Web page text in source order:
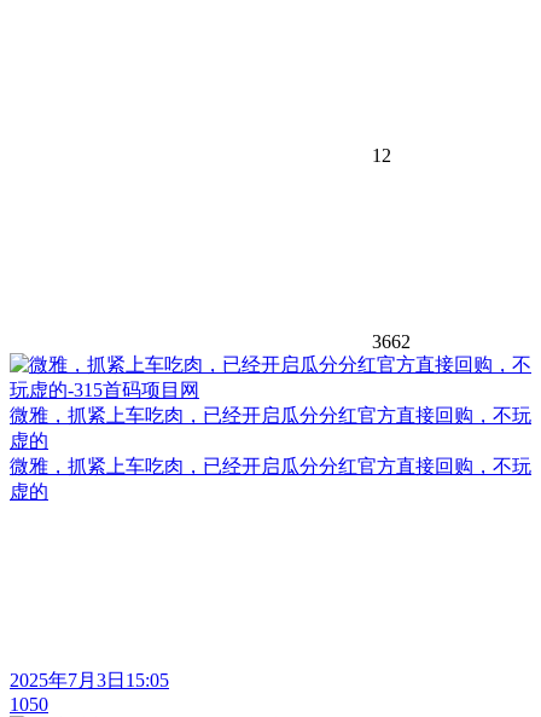
12
3662
微雅，抓紧上车吃肉，已经开启瓜分分红官方直接回购，不玩
虚的
微雅，抓紧上车吃肉，已经开启瓜分分红官方直接回购，不玩
虚的
2025年7月3日15:05
1050